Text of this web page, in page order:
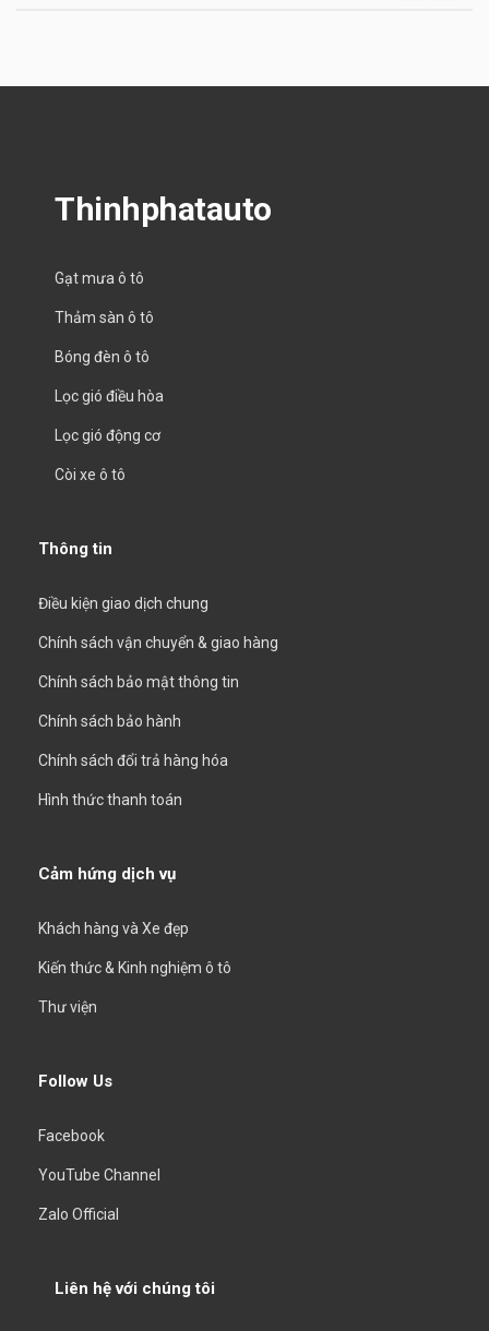
Thinhphatauto
Gạt mưa ô tô
Thảm sàn ô tô
Bóng đèn ô tô
Lọc gió điều hòa
Lọc gió động cơ
Còi xe ô tô
Thông tin
Điều kiện giao dịch chung
Chính sách vận chuyển & giao hàng
Chính sách bảo mật thông tin
Chính sách bảo hành
Chính sách đổi trả hàng hóa
Hình thức thanh toán
Cảm hứng dịch vụ
Khách hàng và Xe đẹp
Kiến thức & Kinh nghiệm ô tô
Thư viện
Follow Us
Facebook
YouTube Channel
Zalo Official
Liên hệ với chúng tôi